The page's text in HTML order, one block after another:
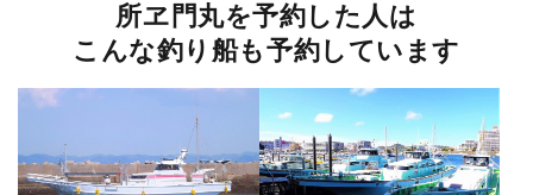
所ヱ門丸を予約した人は
こんな釣り船も予約しています